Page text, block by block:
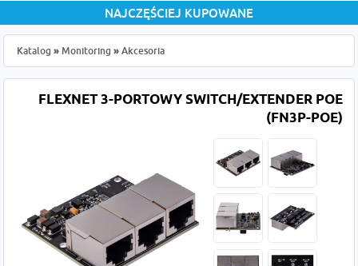
NAJCZĘŚCIEJ KUPOWANE
Katalog » Monitoring » Akcesoria
FLEXNET 3-PORTOWY SWITCH/EXTENDER POE
(FN3P-POE)